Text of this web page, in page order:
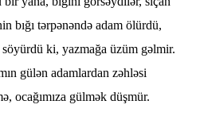
bığı tərpənəndə adam ölürdü,
ki, yazmağa üzüm gəlmir.
gülən adamlardan zəhləsi
ocağımıza gülmək düşmür.